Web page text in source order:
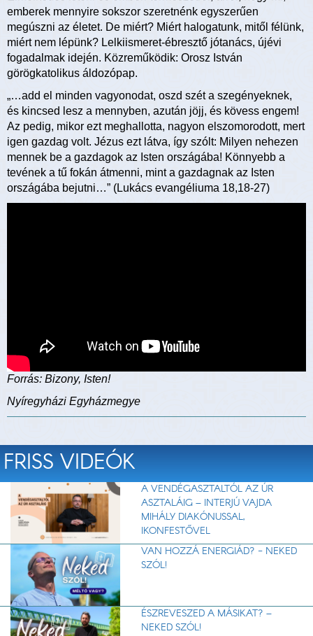
emberek mennyire sokszor szeretnénk egyszerűen
megúszni az életet. De miért? Miért halogatunk, mitől félünk,
miért nem lépünk? Lelkiismeret-ébresztő jótanács, újévi
fogadalmak idején. Közreműködik: Orosz István
görögkatolikus áldozópap.
„…add el minden vagyonodat, oszd szét a szegényeknek,
és kincsed lesz a mennyben, azután jöjj, és kövess engem!
Az pedig, mikor ezt meghallotta, nagyon elszomorodott, mert
igen gazdag volt. Jézus ezt látva, így szólt: Milyen nehezen
mennek be a gazdagok az Isten országába! Könnyebb a
tevének a tű fokán átmenni, mint a gazdagnak az Isten
országába bejutni…” (Lukács evangéliuma 18,18-27)
Forrás: Bizony, Isten!
Nyíregyházi Egyházmegye
FRISS VIDEÓK
A VENDÉGASZTALTÓL AZ ÚR
ASZTALÁIG – INTERJÚ VAJDA
MIHÁLY DIAKÓNUSSAL,
IKONFESTŐVEL
VAN HOZZÁ ENERGIÁD? - NEKED
SZÓL!
ÉSZREVESZED A MÁSIKAT? –
NEKED SZÓL!